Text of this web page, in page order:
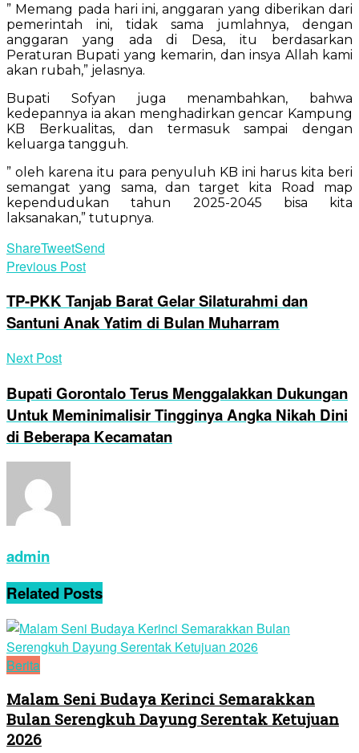
” Memang pada hari ini, anggaran yang diberikan dari
pemerintah ini, tidak sama jumlahnya, dengan
anggaran yang ada di Desa, itu berdasarkan
Peraturan Bupati yang kemarin, dan insya Allah kami
akan rubah,” jelasnya.
Bupati Sofyan juga menambahkan, bahwa
kedepannya ia akan menghadirkan gencar Kampung
KB Berkualitas, dan termasuk sampai dengan
keluarga tangguh.
” oleh karena itu para penyuluh KB ini harus kita beri
semangat yang sama, dan target kita Road map
kependudukan tahun 2025-2045 bisa kita
laksanakan,” tutupnya.
ShareTweetSend
Previous Post
TP-PKK Tanjab Barat Gelar Silaturahmi dan
Santuni Anak Yatim di Bulan Muharram
Next Post
Bupati Gorontalo Terus Menggalakkan Dukungan
Untuk Meminimalisir Tingginya Angka Nikah Dini
di Beberapa Kecamatan
admin
Related Posts
Berita
Malam Seni Budaya Kerinci Semarakkan
Bulan Serengkuh Dayung Serentak Ketujuan
2026